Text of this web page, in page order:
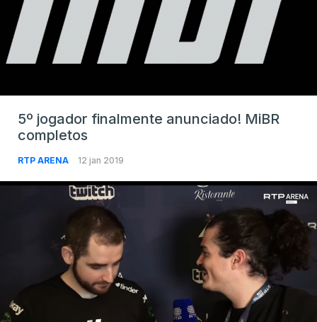
5º jogador finalmente anunciado! MiBR
completos
RTP ARENA 12 jan 2019